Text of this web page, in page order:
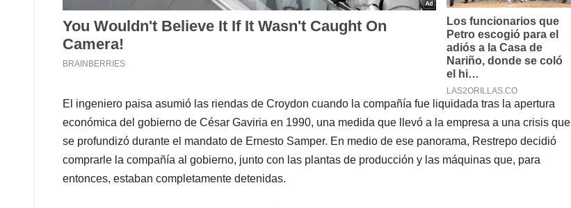
El ingeniero paisa asumió las riendas de Croydon cuando la compañía fue liquidada tras la apertura
económica del gobierno de César Gaviria en 1990, una medida que llevó a la empresa a una crisis que
se profundizó durante el mandato de Ernesto Samper. En medio de ese panorama, Restrepo decidió
comprarle la compañía al gobierno, junto con las plantas de producción y las máquinas que, para
entonces, estaban completamente detenidas.